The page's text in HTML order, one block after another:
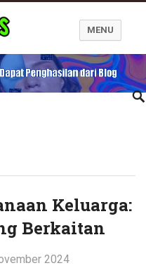
MENU
Keluarga:
Berkaitan
2024